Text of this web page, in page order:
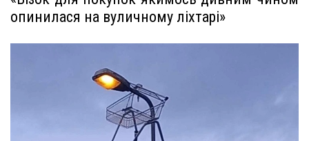
опинилася на вуличному ліхтарі»